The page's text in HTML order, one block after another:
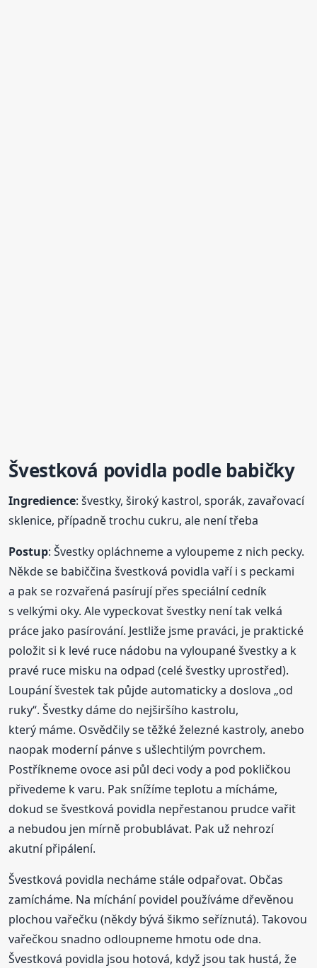
Švestková povidla podle babičky
Ingredience: švestky, široký kastrol, sporák, zavařovací
sklenice, případně trochu cukru, ale není třeba
Postup: Švestky opláchneme a vyloupeme z nich pecky.
Někde se babiččina švestková povidla vaří i s peckami
a pak se rozvařená pasírují přes speciální cedník
s velkými oky. Ale vypeckovat švestky není tak velká
práce jako pasírování. Jestliže jsme praváci, je praktické
položit si k levé ruce nádobu na vyloupané švestky a k
pravé ruce misku na odpad (celé švestky uprostřed).
Loupání švestek tak půjde automaticky a doslova „od
ruky“. Švestky dáme do nejširšího kastrolu,
který máme. Osvědčily se těžké železné kastroly, anebo
naopak moderní pánve s ušlechtilým povrchem.
Postříkneme ovoce asi půl deci vody a pod pokličkou
přivedeme k varu. Pak snížíme teplotu a mícháme,
dokud se švestková povidla nepřestanou prudce vařit
a nebudou jen mírně probublávat. Pak už nehrozí
akutní připálení.
Švestková povidla necháme stále odpařovat. Občas
zamícháme. Na míchání povidel používáme dřevěnou
plochou vařečku (někdy bývá šikmo seříznutá). Takovou
vařečkou snadno odloupneme hmotu ode dna.
Švestková povidla jsou hotová, když jsou tak hustá, že